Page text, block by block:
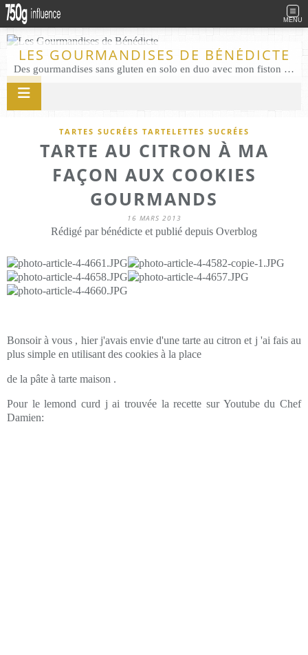
MENU
LES GOURMANDISES DE BÉNÉDICTE
Des gourmandises sans gluten en solo en duo avec mon fiston . Salé comme Sucré sans gluten éco responsable Les Gourmandises de Bénédicte gâteau produits locaux
TARTES SUCRÉES TARTELETTES SUCRÉES
TARTE AU CITRON À MA
FAÇON AUX COOKIES
GOURMANDS
16 MARS 2013
Rédigé par bénédicte et publié depuis Overblog
Bonsoir à vous , hier j'avais envie d'une tarte au citron et j 'ai fais au
plus simple en utilisant des cookies à la place
de la pâte à tarte maison .
Pour le lemond curd j ai trouvée la recette sur Youtube du Chef
Damien: